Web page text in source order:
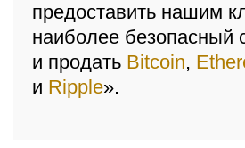
предоставить нашим
наиболее безопасный
и продать Bitcoin,
и Ripple».